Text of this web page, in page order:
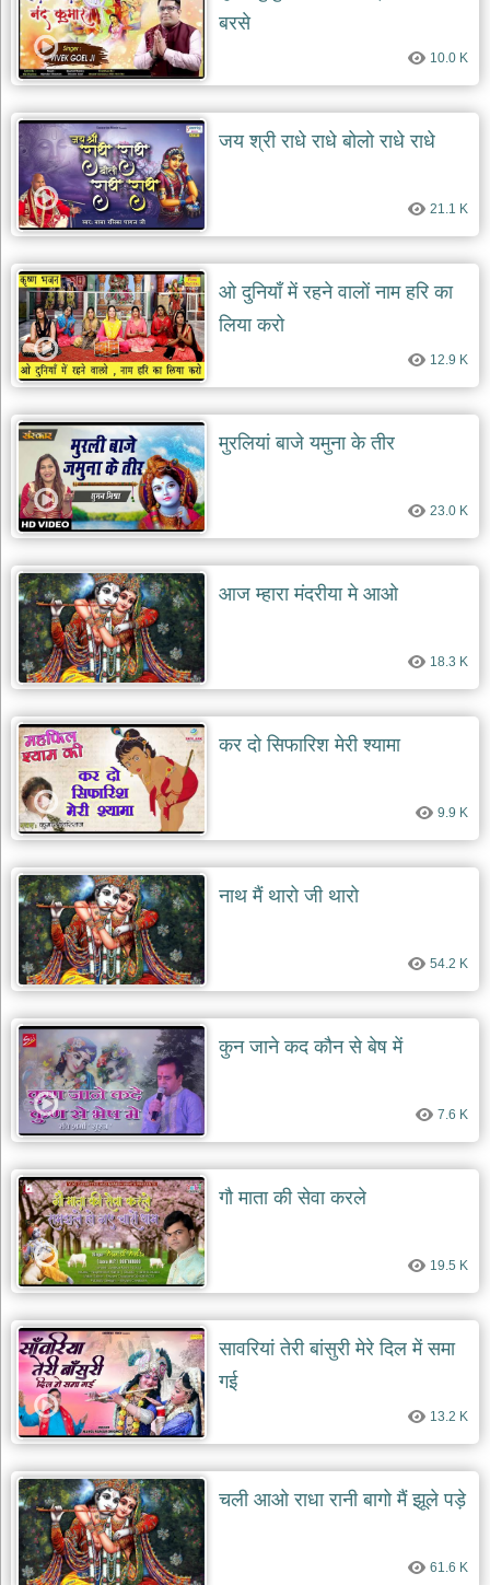
sati
dadi
bhajans
बावा
दयाल
भजन
bawa
lal
dayal
bhajans
देव
भजन
shani
dev
bhajans
आज
भजन
bhajan
the
day
भजन
जोड़ें
add
bhajans
बरसे
10.0 K
जय श्री राधे राधे बोलो राधे राधे
21.1 K
ओ दुनियाँ में रहने वालों नाम हरि का
लिया करो
12.9 K
मुरलियां बाजे यमुना के तीर
23.0 K
आज म्हारा मंदरीया मे आओ
18.3 K
कर दो सिफारिश मेरी श्यामा
9.9 K
नाथ मैं थारो जी थारो
54.2 K
कुन जाने कद कौन से बेष में
7.6 K
गौ माता की सेवा करले
19.5 K
सावरियां तेरी बांसुरी मेरे दिल में समा
गई
13.2 K
चली आओ राधा रानी बागो मैं झूले पड़े
61.6 K